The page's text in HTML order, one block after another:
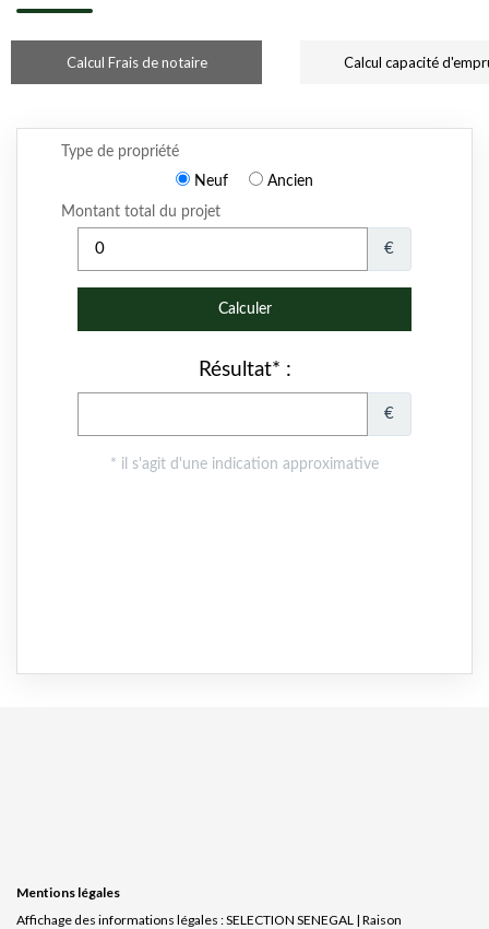
Calcul Frais de notaire Calcul capacité
Mentions légales
Affichage des informations légales : SELECTION SENEGAL | Raison